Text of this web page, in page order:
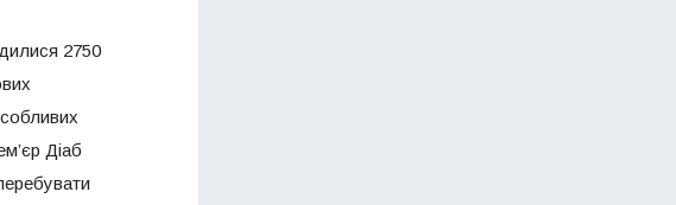
2750
Діаб